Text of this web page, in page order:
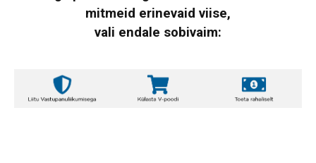
mitmeid erinevaid viise,
vali endale sobivaim: